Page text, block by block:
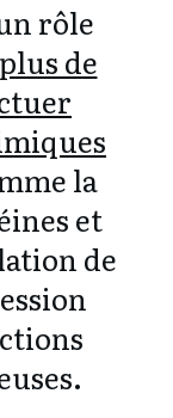
rôle
de
la
et
de